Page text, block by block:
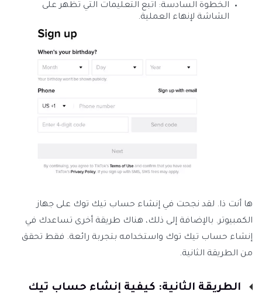
الخطوة السادسة: اتبع التعليمات التي تظهر على
الشاشة لإنهاء العملية.
ها أنت ذا. لقد نجحت في إنشاء حساب تيك توك على جهاز
الكمبيوتر. بالإضافة إلى ذلك، هناك طريقة أخرى تساعدك في
إنشاء حساب تيك توك واستخدامه بتجربة رائعة. فقط تحقق
من الطريقة الثانية.
الطريقة الثانية: كيفية إنشاء حساب تيك